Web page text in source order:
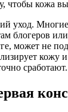
чтобы кожа
уход.
блогеров
может не
кожу
сработают.